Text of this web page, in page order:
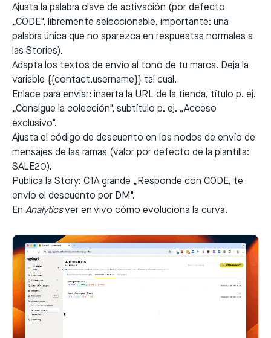
Ajusta la palabra clave de activación (por defecto
„CODE", libremente seleccionable, importante: una
palabra única que no aparezca en respuestas normales a
las Stories).
Adapta los textos de envío al tono de tu marca. Deja la
variable {{contact.username}} tal cual.
Enlace para enviar: inserta la URL de la tienda, título p. ej.
„Consigue la colección", subtítulo p. ej. „Acceso
exclusivo".
Ajusta el código de descuento en los nodos de envío de
mensajes de las ramas (valor por defecto de la plantilla:
SALE20).
Publica la Story: CTA grande „Responde con CODE, te
envío el descuento por DM".
En Analyticsver en vivo cómo evoluciona la curva.